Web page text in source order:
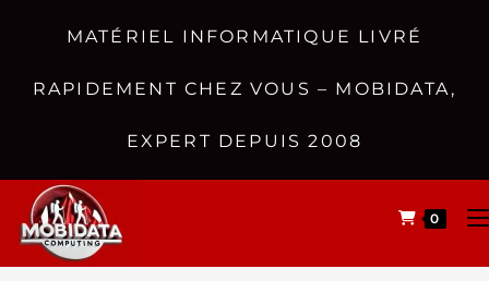
MATÉRIEL INFORMATIQUE LIVRÉ
RAPIDEMENT CHEZ VOUS – MOBIDATA,
EXPERT DEPUIS 2008
0